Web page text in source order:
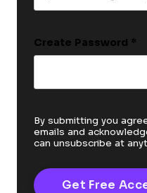
Create Password *
By submitting you
emails and
can unsubscribe at